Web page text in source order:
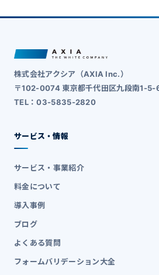
株式会社アクシア（AXIA Inc.）
〒102-0074 東京都千代田区九段南1-5-
TEL：03-5835-2820
サービス・情報
サービス・事業紹介
料金について
導入事例
ブログ
よくある質問
フォームバリデーション大全